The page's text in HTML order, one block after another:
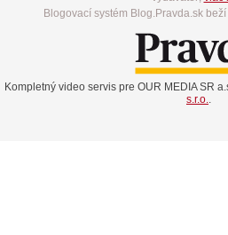
Blogovací systém Blog.Pravda.sk
Kompletný video servis pre OUR MEDIA SR
s.r.o..